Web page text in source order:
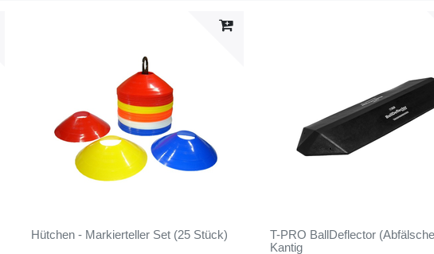
Hütchen - Markierteller Set (25 Stück)
T-PRO BallDeflector
Kantig